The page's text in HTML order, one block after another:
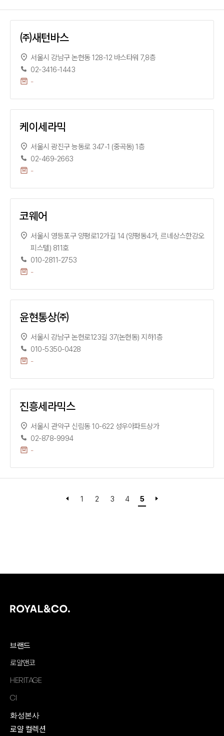
㈜새턴바스
서울시 강남구 논현동 128-12 바스타워 7,8층
02-3416-1443
-
케이세라믹
서울시 광진구 능동로 347-1 (중곡동) 1층
02-469-2663
-
코웨어
서울시 영등포구 양평로12가길 14 (양평동4가, 르네상스한강오
피스텔) 811호
010-2811-2753
-
윤현통상㈜
서울시 강남구 논현로123길 37(논현동) 지하1층
010-5350-0428
-
진흥세라믹스
서울시 관악구 신림동 10-622 성우아파트상가
02-878-9994
-
1 2 3 4 5
브랜드
로얄앤코
HERITAGE
CI
화성본사
로얄 컬렉션